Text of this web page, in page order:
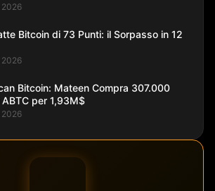
2026
Bitcoin di 73 Punti: il Sorpasso in 12
2026
Bitcoin: Mateen Compra 307.000
per 1,93M$
2026